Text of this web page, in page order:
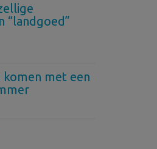
“landgoed”
komen met een